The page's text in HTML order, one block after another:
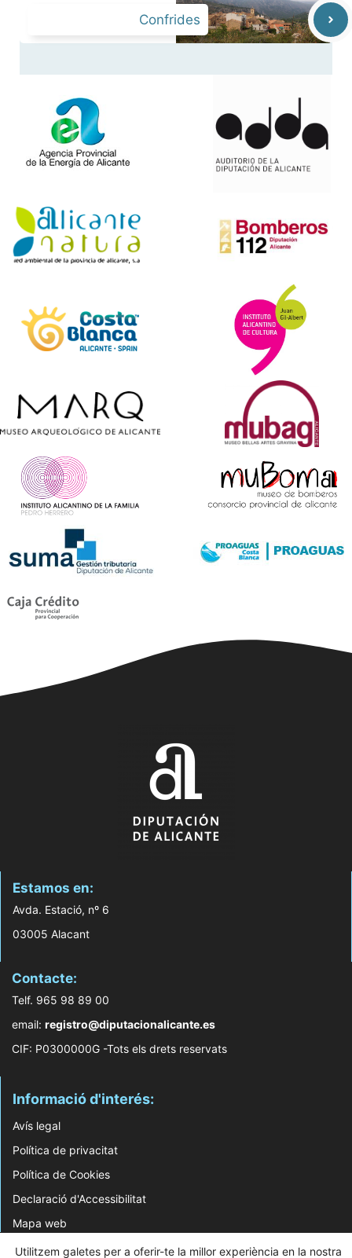
Confrides
Estamos en:
Avda. Estació, nº 6
03005 Alacant
Contacte:
Telf. 965 98 89 00
email: registro@diputacionalicante.es
CIF: P0300000G -Tots els drets reservats
Informació d'interés:
Avís legal
Política de privacitat
Política de Cookies
Declaració d'Accessibilitat
Mapa web
Utilitzem galetes per a oferir-te la millor experiència en la nostra